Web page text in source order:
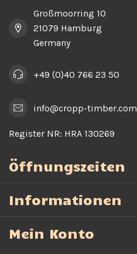
Großmoorring 10
21079 Hamburg
Germany
+49 (0)40 766 23 50
info@cropp-timber.com
Register NR: HRA 130269
Öffnungszeiten
Informationen
Mein Konto